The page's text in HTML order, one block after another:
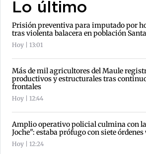
Lo último
Prisión preventiva para imputado por
tras violenta balacera en población
Hoy | 13:01
Más de mil agricultores del Maule
productivos y estructurales tras
frontales
Hoy | 12:44
Amplio operativo policial culmina con
Joche": estaba prófugo con siete
Hoy | 12:24